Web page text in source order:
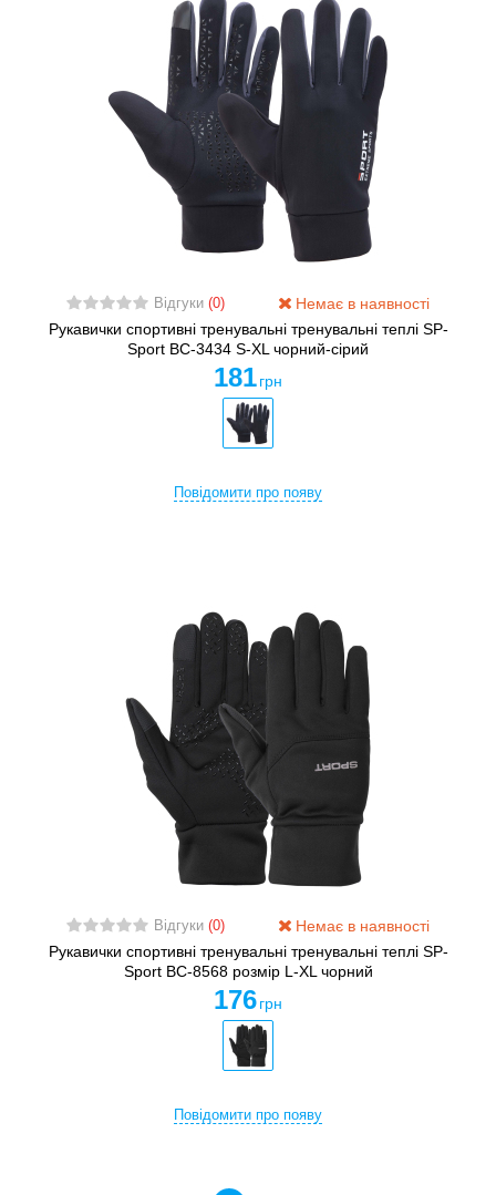
Відгуки(0)
Немає в наявності
Рукавички спортивні тренувальні тренувальні теплі SP-
Sport BC-3434 S-XL чорний-сірий
181 грн
Повідомити про появу
Відгуки(0)
Немає в наявності
Рукавички спортивні тренувальні тренувальні теплі SP-
Sport BC-8568 розмір L-XL чорний
176 грн
Повідомити про появу